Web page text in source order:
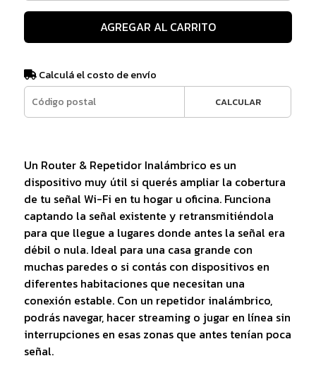
AGREGAR AL CARRITO
Calculá el costo de envío
CALCULAR
Un Router & Repetidor Inalámbrico es un
dispositivo muy útil si querés ampliar la cobertura
de tu señal Wi-Fi en tu hogar u oficina. Funciona
captando la señal existente y retransmitiéndola
para que llegue a lugares donde antes la señal era
débil o nula. Ideal para una casa grande con
muchas paredes o si contás con dispositivos en
diferentes habitaciones que necesitan una
conexión estable. Con un repetidor inalámbrico,
podrás navegar, hacer streaming o jugar en línea sin
interrupciones en esas zonas que antes tenían poca
señal.